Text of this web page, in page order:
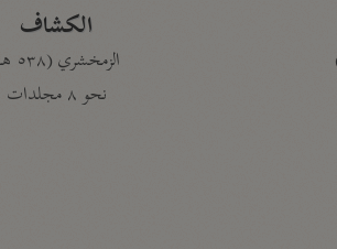
الكشاف
الزمخشري (٥٣٨ هـ)
نحو ٨ مجلدات